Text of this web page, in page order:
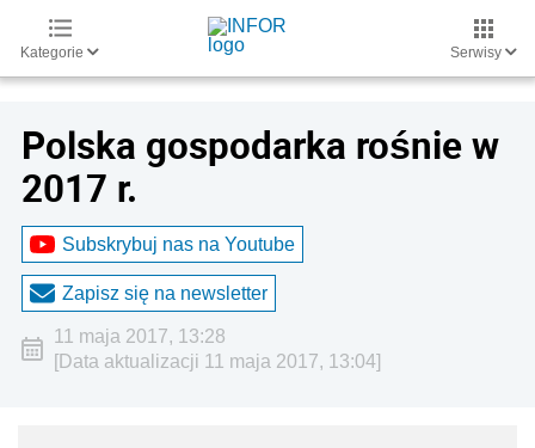
Kategorie Serwisy
Polska gospodarka rośnie w
2017 r.
Subskrybuj nas na Youtube
Zapisz się na newsletter
11 maja 2017, 13:28
[Data aktualizacji 11 maja 2017, 13:04]